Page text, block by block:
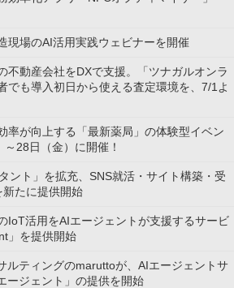
現場のAI活用実践ウェビナーを開催
不動産会社をDXで支援。「ツナガルオンラ
でも導入初日から使える査定環境を、7/1よ
率が向上する「最新薬局」の体験型イベン
～28日（金）に開催！
ント」を拡充、SNS就活・サイト構築・受
たに提供開始
IoT活用をAIエージェントが支援するサービ
」を提供開始
ルティングのmaruttoが、AIエージェントサ
ージェント」の提供を開始